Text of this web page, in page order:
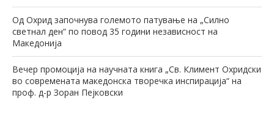
Од Охрид започнува големото патување на „Силно
светнал ден“ по повод 35 години независност на
Македонија
Вечер промоција на научната книга „Св. Климент Охридски
во современата македонска творечка инспирација“ на
проф. д-р Зоран Пејковски